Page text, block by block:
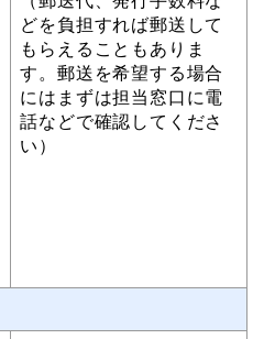
どを負担すれば郵送して
もらえることもありま
す。郵送を希望する場合
にはまずは担当窓口に電
話などで確認してくださ
い）